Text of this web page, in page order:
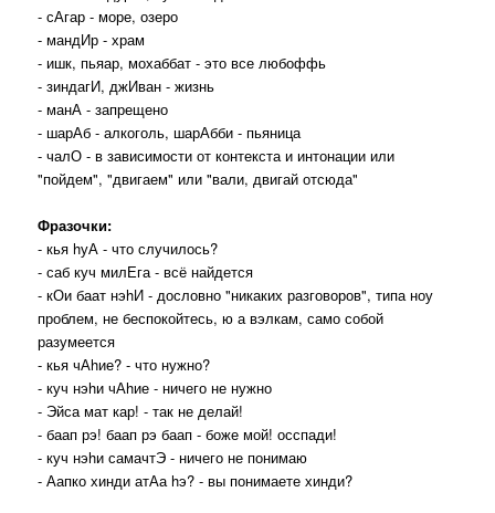
- сАгар - море, озеро
- мандИр - храм
- ишк, пьяар, мохаббат - это все любоффь
- зиндагИ, джИван - жизнь
- манА - запрещено
- шарАб - алкоголь, шарАбби - пьяница
- чалО - в зависимости от контекста и интонации или
"пойдем", "двигаем" или "вали, двигай отсюда"
Фразочки:
- кья hуА - что случилось?
- саб куч милЕга - всё найдется
- кОи баат нэhИ - дословно "никаких разговоров", типа ноу
проблем, не беспокойтесь, ю а вэлкам, само собой
разумеется
- кья чАhие? - что нужно?
- куч нэhи чАhие - ничего не нужно
- Эйса мат кар! - так не делай!
- баап рэ! баап рэ баап - боже мой! осспади!
- куч нэhи самачтЭ - ничего не понимаю
- Аапко хинди атАа hэ? - вы понимаете хинди?